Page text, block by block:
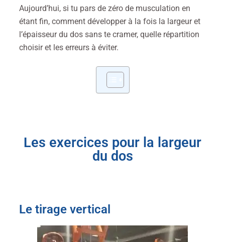
Aujourd’hui, si tu pars de zéro de musculation en
étant fin, comment développer à la fois la largeur et
l’épaisseur du dos sans te cramer, quelle répartition
choisir et les erreurs à éviter.
Les exercices pour la largeur
du dos
Le tirage vertical